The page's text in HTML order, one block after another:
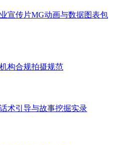
宣传片MG动画与数据图表包
构合规拍摄规范
术引导与故事挖掘实录